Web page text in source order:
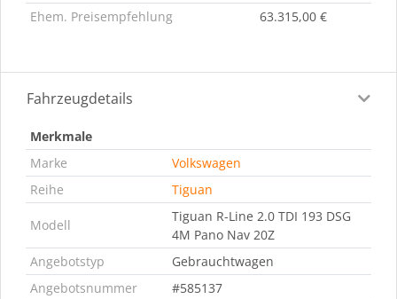
Ehem. Preisempfehlung
63.315,00 €
Fahrzeugdetails
Merkmale
Marke
Volkswagen
Reihe
Tiguan
Modell
Tiguan R-Line 2.0 TDI 193 DSG
4M Pano Nav 20Z
Angebotstyp
Gebrauchtwagen
Angebotsnummer
#585137